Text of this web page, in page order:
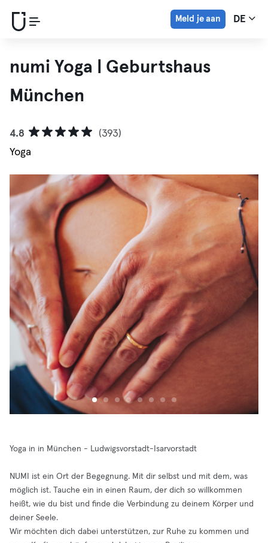
Meld je aan DE
numi Yoga | Geburtshaus
München
4.8
(393)
Yoga
Yoga in in München - Ludwigsvorstadt-Isarvorstadt
NUMI ist ein Ort der Begegnung. Mit dir selbst und mit dem, was
möglich ist. Tauche ein in einen Raum, der dich so willkommen
heißt, wie du bist und finde die Verbindung zu deinem Körper und
deiner Seele.
Wir möchten dich dabei unterstützen, zur Ruhe zu kommen und